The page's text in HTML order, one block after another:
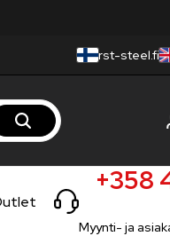
rst-steel.fi
+358
Myynti- ja